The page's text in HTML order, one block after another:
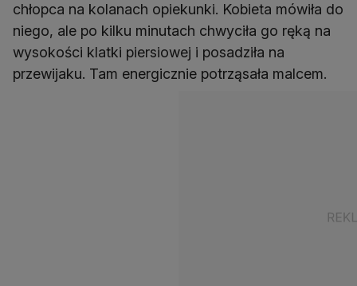
chłopca na kolanach opiekunki. Kobieta mówiła do
niego, ale po kilku minutach chwyciła go ręką na
wysokości klatki piersiowej i posadziła na
przewijaku. Tam energicznie potrząsała malcem.